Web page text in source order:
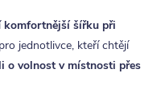
komfortnější šířku při
jednotlivce, kteří chtějí
o volnost v místnosti přes